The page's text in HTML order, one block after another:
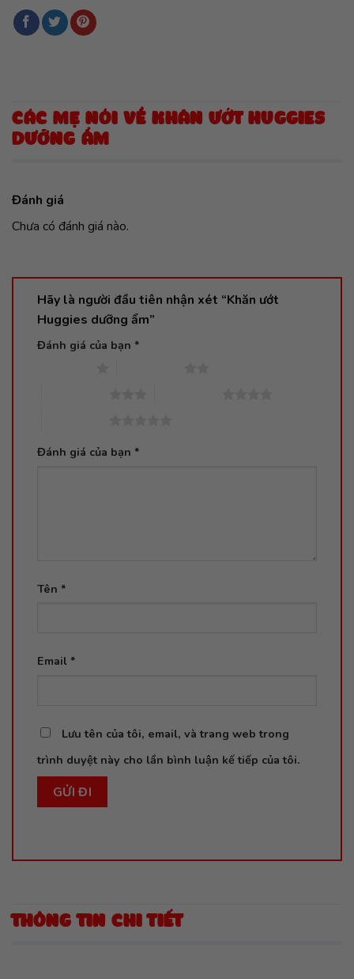
CÁC MẸ NÓI VỀ KHĂN ƯỚT HUGGIES
DƯỠNG ẨM
Đánh giá
Chưa có đánh giá nào.
Hãy là người đầu tiên nhận xét “Khăn ướt
Huggies dưỡng ẩm”
Đánh giá của bạn *
Đánh giá của bạn *
Tên *
Email *
Lưu tên của tôi, email, và trang web trong
trình duyệt này cho lần bình luận kế tiếp của tôi.
THÔNG TIN CHI TIẾT